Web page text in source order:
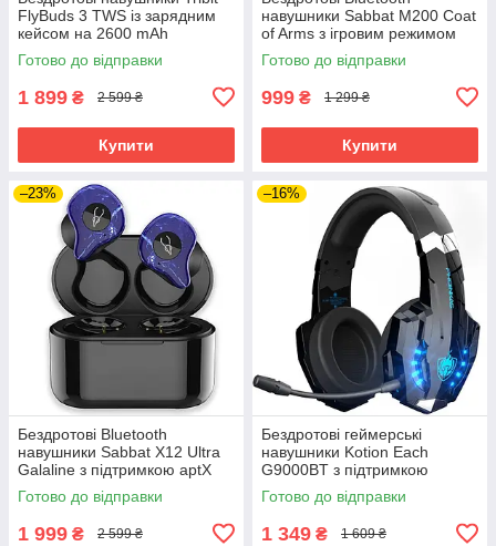
FlyBuds 3 TWS із зарядним
кейсом на 2600 mAh
(Чорний)
Готово до відправки
1 899 ₴ 2 599 ₴
Купити
навушники Sabbat M200 Coat
of Arms з ігровим режимом
(Чорно-білий)
Готово до відправки
999 ₴ 1 299 ₴
Купити
–23%
Бездротові Bluetooth
навушники Sabbat X12 Ultra
Galaline з підтримкою aptX
(Синій)
Готово до відправки
1 999 ₴ 2 599 ₴
–16%
Бездротові геймерські
навушники Kotion Each
G9000BT з підтримкою
об'ємного звуку 7.1 Stereo
Sound (Чорно-синій)
Готово до відправки
1 349 ₴ 1 609 ₴